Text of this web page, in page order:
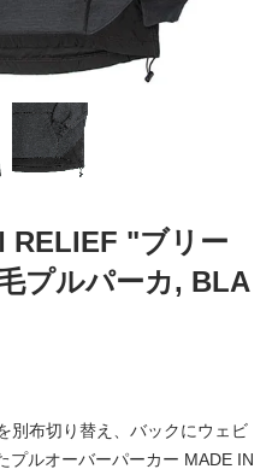
RELIEF "ブリー
プルパーカ, BLA
別布切り替え、バックにウェビ
プルオーバーパーカー MADE IN